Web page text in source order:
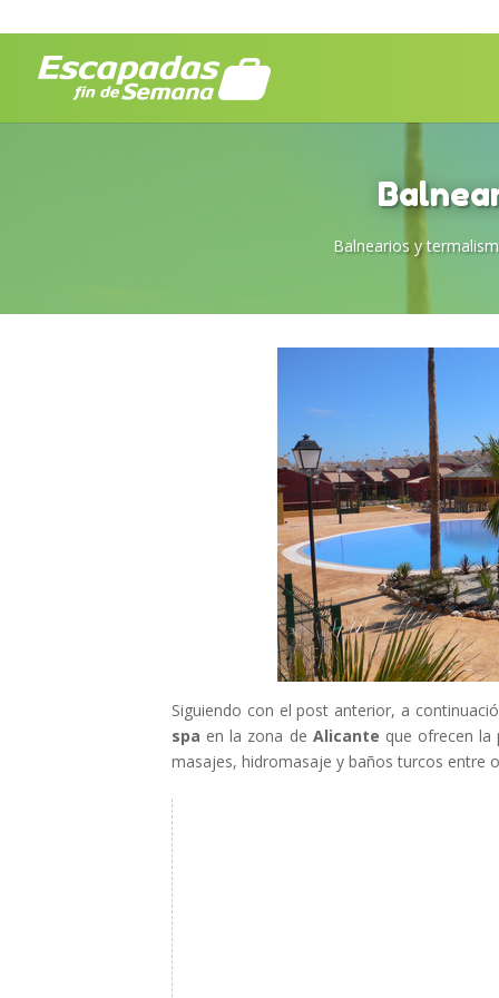
Balnearios y
Siguiendo con el post anterior, a
spa en la zona de Alicante que ofrecen la
masajes, hidromasaje y baños turcos entre